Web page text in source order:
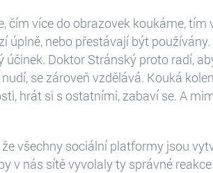
čím více do obrazovek koukáme, tím
úplně, nebo přestávají být používány.
Doktor Stránský proto radí,
se zároveň vzdělává. Kouká
hrát si s ostatními, zabaví se. A
všechny sociální platformy jsou
v nás sítě vyvolaly ty správné